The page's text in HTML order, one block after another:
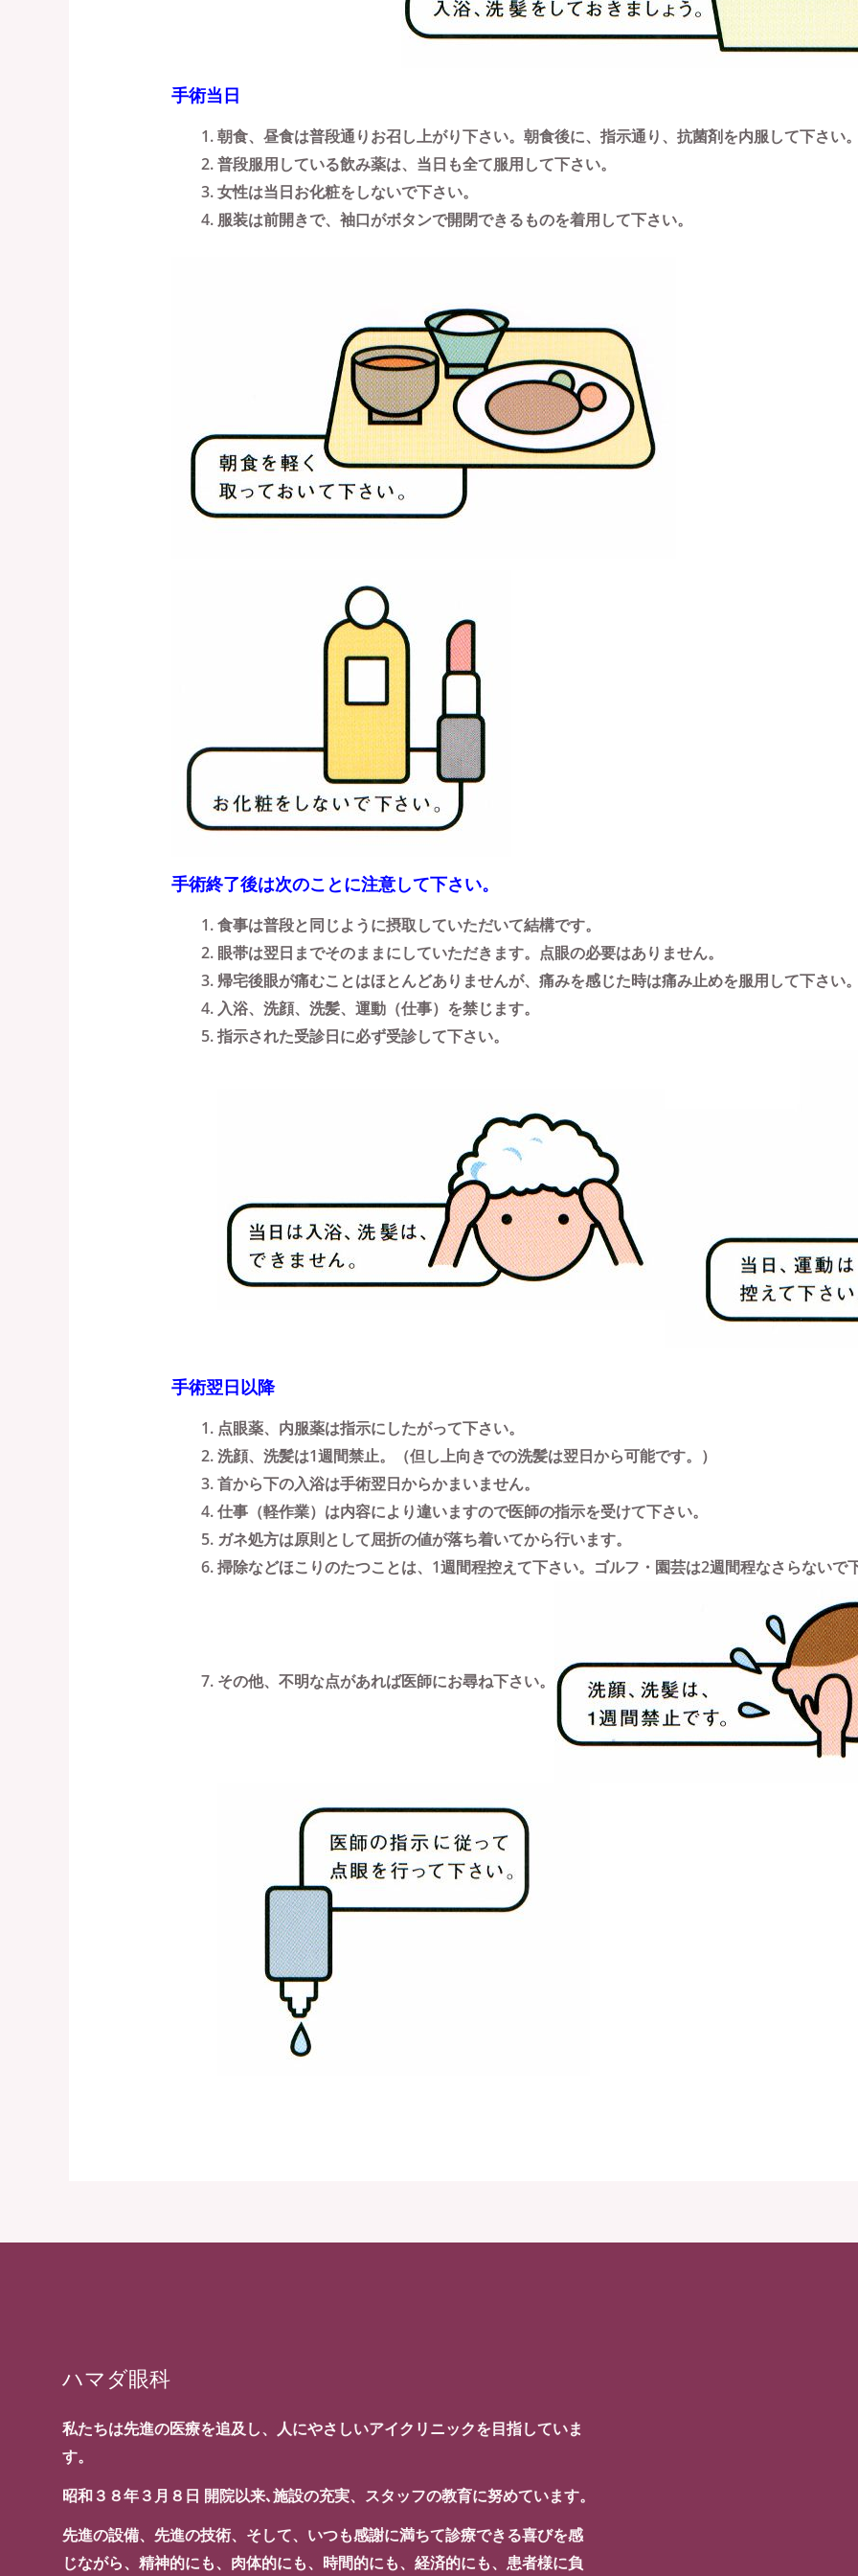
手術当日
朝食、昼食は普段通りお召し上がり下さい。朝食後に、指示通り、抗菌剤を内服して下さい
普段服用している飲み薬は、当日も全て服用して下さい。
女性は当日お化粧をしないで下さい。
服装は前開きで、袖口がボタンで開閉できるものを着用して下さい。
手術終了後は次のことに注意して下さい。
食事は普段と同じように摂取していただいて結構です。
眼帯は翌日までそのままにしていただきます。点眼の必要はありません。
帰宅後眼が痛むことはほとんどありませんが、痛みを感じた時は痛み止めを服用して下さい
入浴、洗顔、洗髪、運動（仕事）を禁じます。
指示された受診日に必ず受診して下さい。
手術翌日以降
点眼薬、内服薬は指示にしたがって下さい。
洗顔、洗髪は1週間禁止。（但し上向きでの洗髪は翌日から可能です。）
首から下の入浴は手術翌日からかまいません。
仕事（軽作業）は内容により違いますので医師の指示を受けて下さい。
ガネ処方は原則として屈折の値が落ち着いてから行います。
掃除などほこりのたつことは、1週間程控えて下さい。ゴルフ・園芸は2週間程なさらないで
その他、不明な点があれば医師にお尋ね下さい。
ハマダ眼科
私たちは先進の医療を追及し、人にやさしいアイクリニックを目指していま
す。
昭和３８年３月８日 開院以来､施設の充実、スタッフの教育に努めています。
先進の設備、先進の技術、そして、いつも感謝に満ちて診療できる喜びを感
じながら、精神的にも、肉体的にも、時間的にも、経済的にも、患者様に負